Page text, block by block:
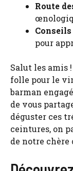
Route
pour
Salut les amis
folle pour le
barman
de vous
déguster ces
ceintures, on
de notre chère